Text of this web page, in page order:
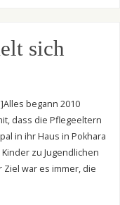
sich
begann 2010
dass die Pflegeeltern
in ihr Haus in Pokhara
zu Jugendlichen
war es immer, die